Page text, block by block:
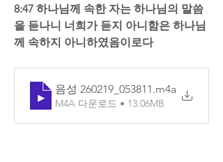
8:47 하나님께 속한 자는 하나님의 말씀
을 듣나니 너희가 듣지 아니함은 하나님
께 속하지 아니하였음이로다
음성 260219_053811.m4a
M4A 다운로드 • 13.06MB